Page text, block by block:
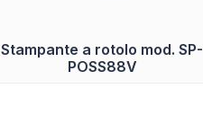
Stampante a rotolo mod. SP-
POSS88V